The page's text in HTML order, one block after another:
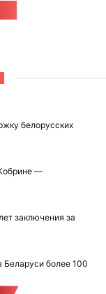
белорусских
—
заключения за
Беларуси более 100